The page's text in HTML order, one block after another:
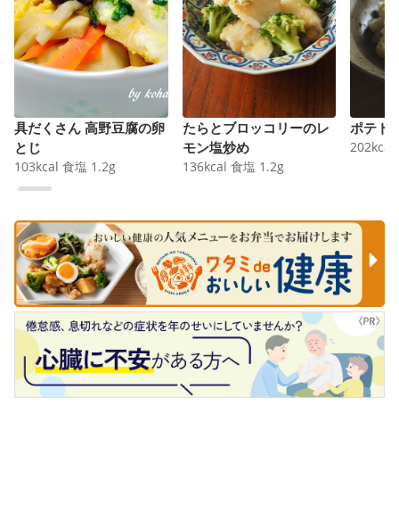
具だくさん 高野豆腐の卵
とじ
103kcal 食塩 1.2g
たらとブロッコリーのレ
モン塩炒め
136kcal 食塩 1.2g
ポテト
202kcal